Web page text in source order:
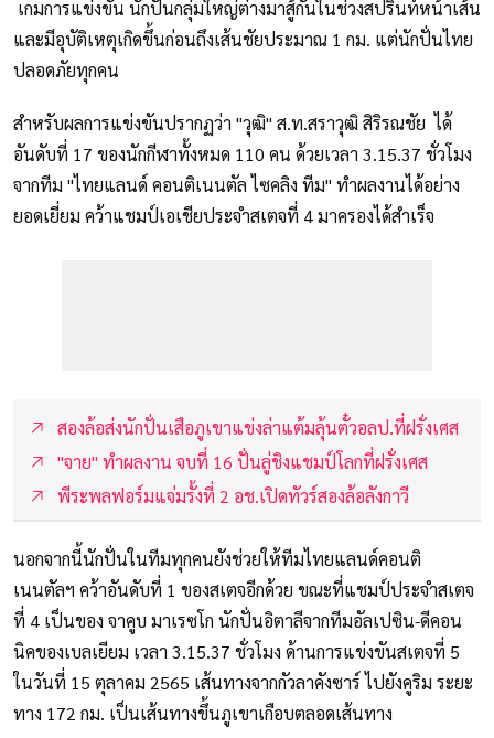
เกมการแข่งขัน นักปั่นกลุ่มใหญ่ต่างมาสู้กันในช่วงสปรินท์หน้าเส้น
และมีอุบัติเหตุเกิดขึ้นก่อนถึงเส้นชัยประมาณ 1 กม. แต่นักปั่นไทย
ปลอดภัยทุกคน
สำหรับผลการแข่งขันปรากฏว่า "วุฒิ" ส.ท.สราวุฒิ สิริรณชัย ได้
อันดับที่ 17 ของนักกีฬาทั้งหมด 110 คน ด้วยเวลา 3.15.37 ชั่วโมง
จากทีม "ไทยแลนด์ คอนติเนนตัล ไซคลิง ทีม" ทำผลงานได้อย่าง
ยอดเยี่ยม คว้าแชมป์เอเชียประจำสเตจที่ 4 มาครองได้สำเร็จ
สองล้อส่งนักปั่นเสือภูเขาแข่งล่าแต้มลุ้นตั๋วอลป.ที่ฝรั่งเศส
"จาย" ทำผลงาน จบที่ 16 ปั่นลู่ชิงแชมป์โลกที่ฝรั่งเศส
พีระพลฟอร์มแจ่มรั้งที่ 2 อช.เปิดทัวร์สองล้อลังกาวี
นอกจากนี้นักปั่นในทีมทุกคนยังช่วยให้ทีมไทยแลนด์คอนติ
เนนตัลฯ คว้าอันดับที่ 1 ของสเตจอีกด้วย ขณะที่แชมป์ประจำสเตจ
ที่ 4 เป็นของ จาคูบ มาเรซโก นักปั่นอิตาลีจากทีมอัลเปซิน-ดีคอน
นิคของเบลเยียม เวลา 3.15.37 ชั่วโมง ด้านการแข่งขันสเตจที่ 5
ในวันที่ 15 ตุลาคม 2565 เส้นทางจากกัวลาคังซาร์ ไปยังคูริม ระยะ
ทาง 172 กม. เป็นเส้นทางขึ้นภูเขาเกือบตลอดเส้นทาง